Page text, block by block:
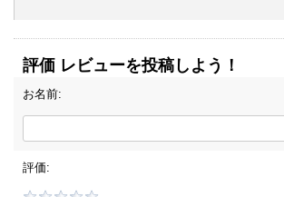
評価 レビューを投稿しよう！
お名前:
評価: